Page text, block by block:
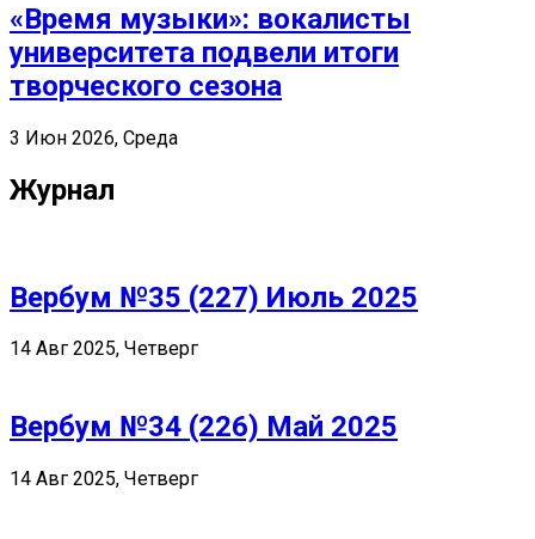
«Время музыки»: вокалисты
университета подвели итоги
творческого сезона
3 Июн 2026, Среда
Журнал
Вербум №35 (227) Июль 2025
14 Авг 2025, Четверг
Вербум №34 (226) Май 2025
14 Авг 2025, Четверг